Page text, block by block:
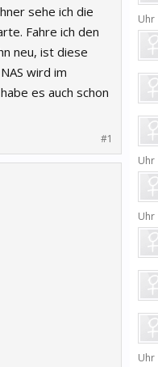
sehe ich die
Fahre ich den
neu, ist diese
wird im
es auch schon
#1
Uhr
Uhr
Uhr
Uhr